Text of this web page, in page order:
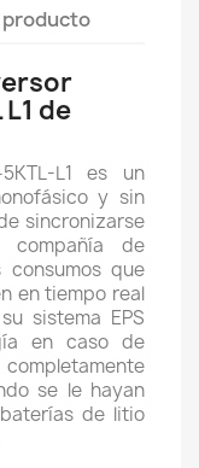
producto
de
L1 es un
y sin
sincronizarse
de
que
en tiempo real
sistema EPS
en caso de
se le hayan
de litio